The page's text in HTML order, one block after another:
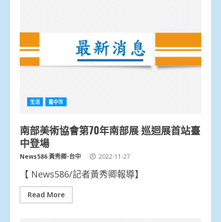
生活 臺中市
南部美術協會第70年南部展 巡迴展首站臺
中登場
News586 黃秀卿-台中 2022-11-27
【 News586/記者黃秀卿報導】
Read More